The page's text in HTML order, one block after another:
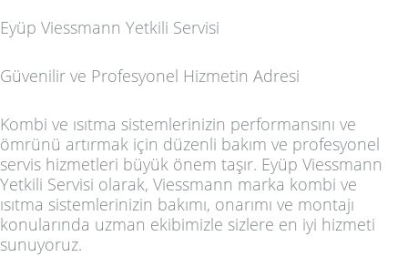
Eyüp Viessmann Yetkili Servisi
Güvenilir ve Profesyonel Hizmetin Adresi
Kombi ve ısıtma sistemlerinizin performansını ve
ömrünü artırmak için düzenli bakım ve profesyonel
servis hizmetleri büyük önem taşır. Eyüp Viessmann
Yetkili Servisi olarak, Viessmann marka kombi ve
ısıtma sistemlerinizin bakımı, onarımı ve montajı
konularında uzman ekibimizle sizlere en iyi hizmeti
sunuyoruz.